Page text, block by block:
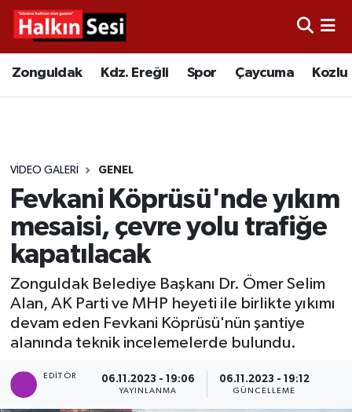
Zonguldak Kdz. Ereğli Spor Çaycuma Kozlu
VIDEO GALERI GENEL
Fevkani Köprüsü'nde yıkım
mesaisi, çevre yolu trafiğe
kapatılacak
Zonguldak Belediye Başkanı Dr. Ömer Selim
Alan, AK Parti ve MHP heyeti ile birlikte yıkımı
devam eden Fevkani Köprüsü'nün şantiye
alanında teknik incelemelerde bulundu.
EDITÖR 06.11.2023 - 19:06
YAYINLANMA
06.11.2023 - 19:12
GÜNCELLEME
Video
Çaycuma
Alaplı
Asayiş
Bartın
Karabük
Devrek
Merkez Hava Durumu
Tüm Manşetler
Son Dakika Haberleri
Haber Arşivi